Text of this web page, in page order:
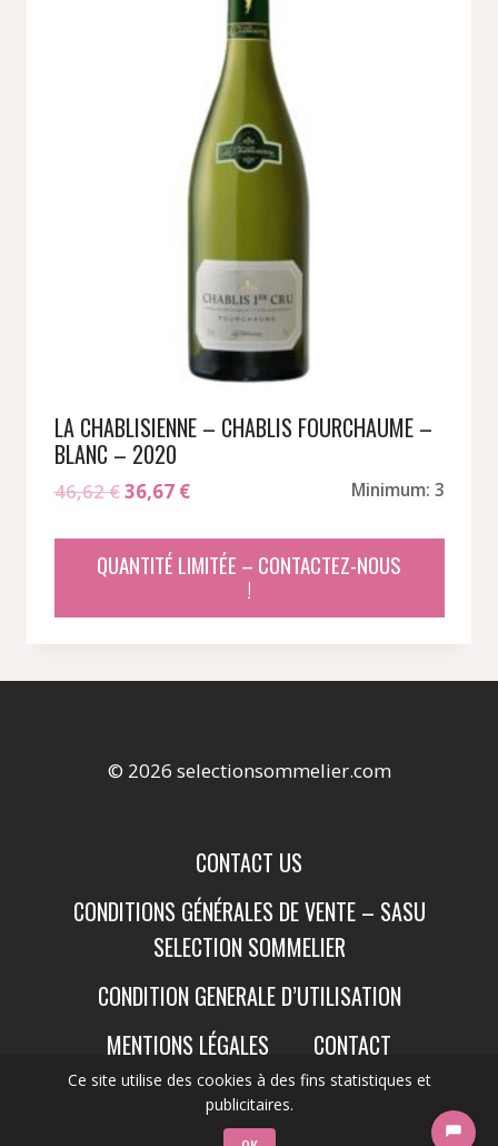
Ce site utilise des cookies à des fins statistiques et
publicitaires.
LA CHABLISIENNE – CHABLIS FOURCHAUME –
BLANC – 2020
46,62€Le
initial
était :
36,67 €Le
actuel
est :
Minimum: 3
QUANTITÉ LIMITÉE – CONTACTEZ-NOUS
!
© 2026 selectionsommelier.com
CONTACT US
CONDITIONS GÉNÉRALES DE VENTE – SASU
SELECTION SOMMELIER
CONDITION GENERALE D’UTILISATION
MENTIONS LÉGALES
CONTACT